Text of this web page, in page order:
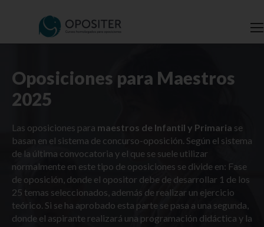
Oposiciones para Maestros
2025
Las oposiciones para maestros de Infantil y Primaria se
basan en el sistema de concurso-oposición. Según el sistema
de la última convocatoria y el que se suele utilizar
normalmente en este tipo de oposiciones se divide en: Fase
de oposición, donde el opositor debe de desarrollar 1 de los
25 temas seleccionados, además de realizar un ejercicio
teórico. Si se ha aprobado esta parte se pasa a una segunda,
donde el aspirante realizará una programación didáctica y la